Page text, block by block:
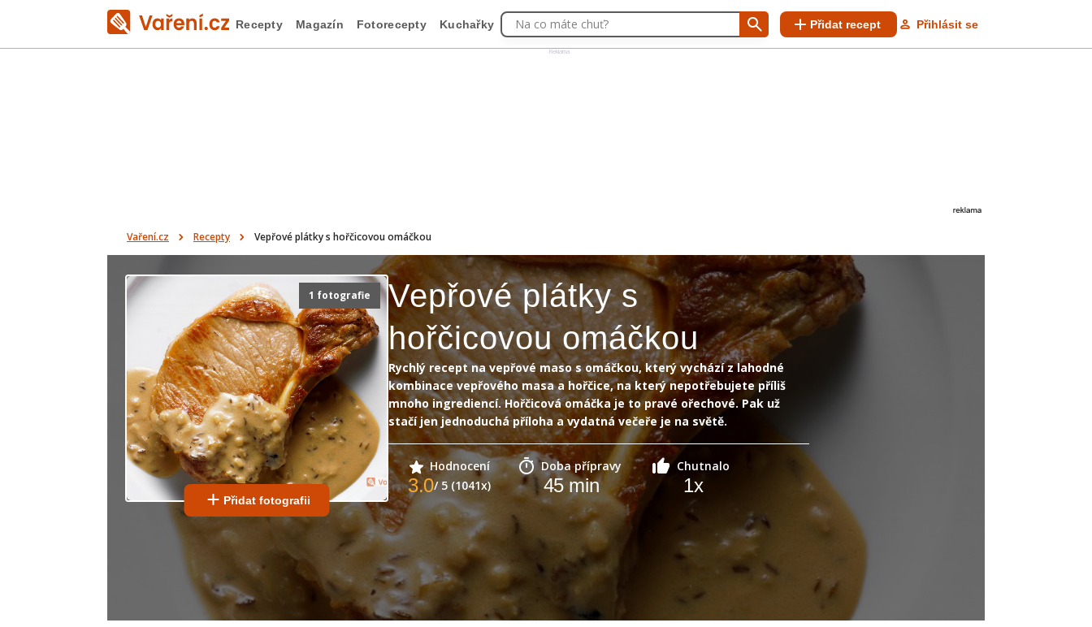
Reklama
Recepty Magazín Fotorecepty Kuchařky Na co máte chuť? Přidat recept Přihlásit se
Vaření.cz Recepty Vepřové plátky s hořčicovou omáčkou
1 fotografie
Přidat fotografii
Vepřové plátky s
hořčicovou omáčkou
Rychlý recept na vepřové maso s omáčkou, který vychází z lahodné
kombinace vepřového masa a hořčice, na který nepotřebujete příliš
mnoho ingrediencí. Hořčicová omáčka je to pravé ořechové. Pak už
stačí jen jednoduchá příloha a vydatná večeře je na světě.
Hodnocení
3.0/ 5 (1041x)
Doba přípravy
45min
Chutnalo
1x